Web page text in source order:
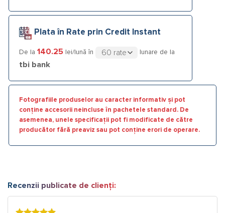
Plata în Rate prin Credit Instant
De la 140.25 lei/lună în lunare de la
tbi bank
Fotografiile produselor au caracter informativ și pot
conține accesorii neincluse în pachetele standard. De
asemenea, unele specificații pot fi modificate de către
producător fără preaviz sau pot conține erori de operare.
Recenzii publicate de clienți: